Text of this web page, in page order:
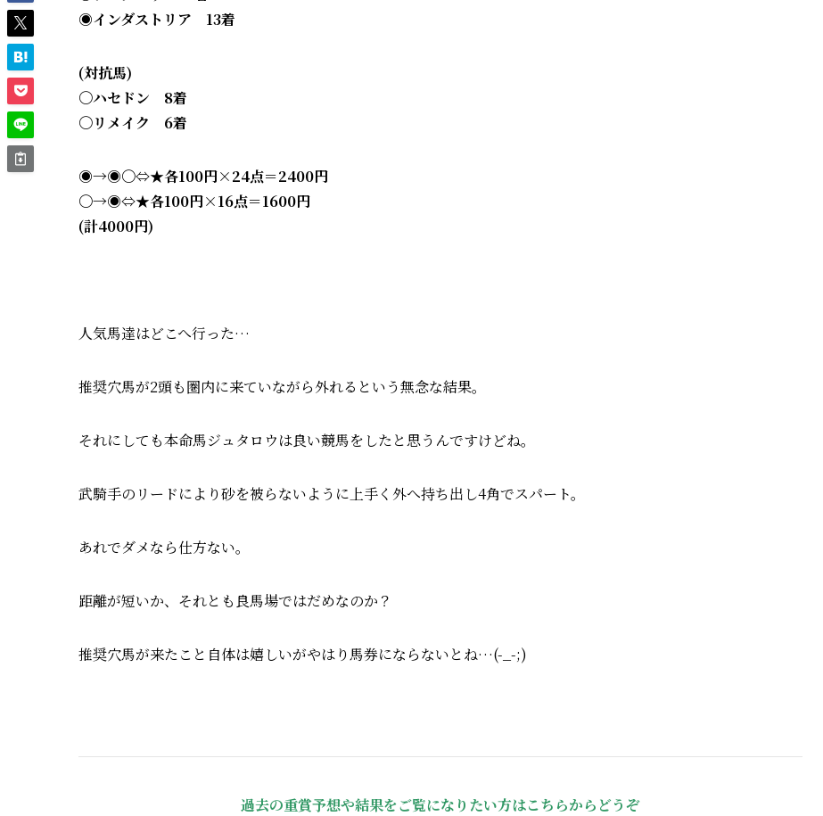
◉インダストリア 13着
(対抗馬)
〇ハセドン 8着
〇リメイク 6着
◉→◉〇⇔★各100円×24点＝2400円
〇→◉⇔★各100円×16点＝1600円
(計4000円)
人気馬達はどこへ行った…
推奨穴馬が2頭も圏内に来ていながら外れるという無念な結果。
それにしても本命馬ジュタロウは良い競馬をしたと思うんですけどね。
武騎手のリードにより砂を被らないように上手く外へ持ち出し4角でスパート。
あれでダメなら仕方ない。
距離が短いか、それとも良馬場ではだめなのか？
推奨穴馬が来たこと自体は嬉しいがやはり馬券にならないとね…(-_-;)
過去の重賞予想や結果をご覧になりたい方はこちらからどうぞ